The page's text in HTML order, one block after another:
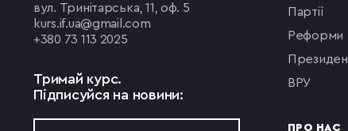
вул. Тринітарська, 11, оф. 5
kurs.if.ua@gmail.com
+380 73 113 2025
Тримай курс.
Підписуйся на новини:
партії
реформи
ВРУ
ПРО НАС